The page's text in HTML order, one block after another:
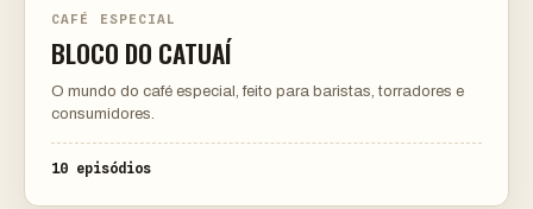
CAFÉ ESPECIAL
BLOCO DO CATUAÍ
O mundo do café especial, feito para baristas, torradores e
consumidores.
10 episódios